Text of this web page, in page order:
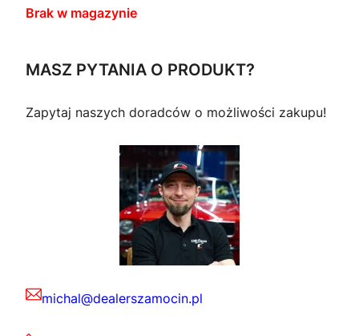
Brak w magazynie
MASZ PYTANIA O PRODUKT?
Zapytaj naszych doradców o możliwości zakupu!
michal@dealerszamocin.pl